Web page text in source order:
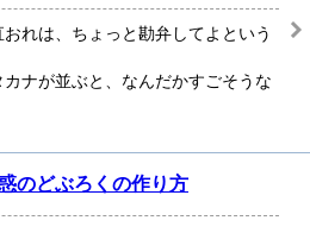
れは、ちょっと勘弁してよという
ナが並ぶと、なんだかすごそうな
のどぶろくの作り方